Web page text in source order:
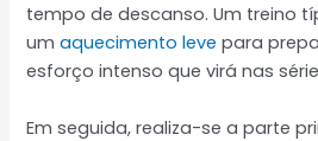
tempo de descanso. Um treino
umaquecimento leve para
esforço intenso que virá nas
Em seguida, realiza-se a parte